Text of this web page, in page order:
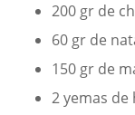
200 gr de
60 gr de
150 gr de
2 yemas de